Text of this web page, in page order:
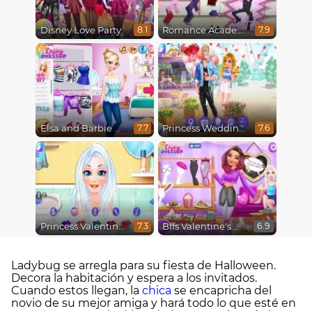
Disney Love Party 8.1 Romance Academy 7.9
Elsa and Barbie Blind Date 7.7 Princess Wedding Drama 7.6
Princess Valentine's Day Catfish 7.3 Bffs Valentine's Day Party 6.9
Ladybug se arregla para su fiesta de Halloween.
Decora la habitación y espera a los invitados.
Cuando estos llegan, la chica se encapricha del
novio de su mejor amiga y hará todo lo que esté en